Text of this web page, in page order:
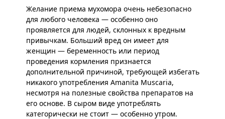
Желание приема мухомора очень небезопасно
для любого человека — особенно оно
проявляется для людей, склонных к вредным
привычкам. Больший вред он имеет для
женщин — беременность или период
проведения кормления признается
дополнительной причиной, требующей избегать
никакого употребления Amanita Muscaria,
несмотря на полезные свойства препаратов на
его основе. В сыром виде употреблять
категорически не стоит — особенно утром.